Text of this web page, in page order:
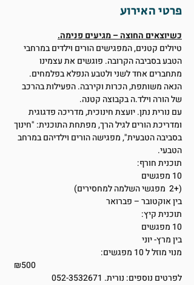
פרטי האירוע
כשיוצאים החוצה – מגיעים פנימה.
טיולים קטנים, המפגישים הורים וילדים במרחבי
הטבע בסביבה הקרובה. פוגשים את עצמינו
מתחברים אחד לשני ולטבע הנפלא בפלמחים.
הנאה משותפת, הכרות וקירבה. הפעילות בהרכב
של הורה וילד.ה בקבוצה קטנה.
עם נורית נתן. יועצת חינוכית, מדריכה פדגוגית
ומדריכת הורים לגיל הרך, מפתחת התוכנית: "חינוך
בסביבה הטבעית", מפגישה הורים וילדיהם במרחב
הטבעי.
תוכנית חורף:
10 מפגשים
(+2  מפגשי השלמה למחסירים)
בין אוקטובר – פברואר
תוכנית קיץ:
10 מפגשים
בין מרץ- יוני
מנוי מוזל ל 10 מפגשים:
₪500
לפרטים נוספים: נורית. 052-3532671